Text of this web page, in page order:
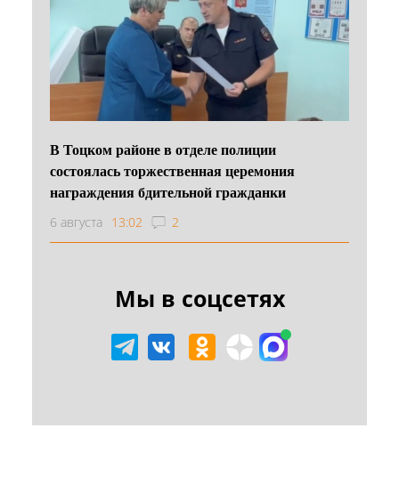
В Тоцком районе в отделе полиции
состоялась торжественная церемония
награждения бдительной гражданки
6 августа 13:02 2
Мы в соцсетях